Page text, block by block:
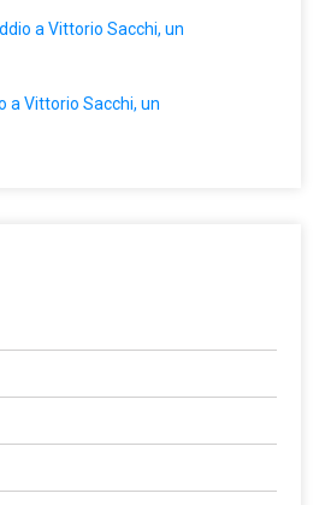
a Vittorio Sacchi, un
a Vittorio Sacchi, un